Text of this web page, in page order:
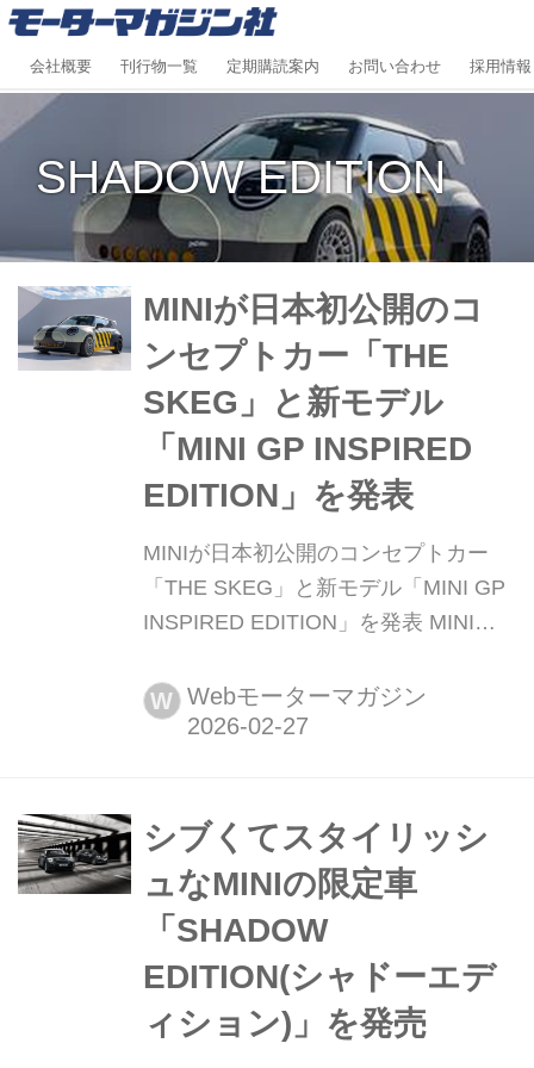
会社概要 刊行物一覧 定期購読案内 お問い合わせ 採用情報
SHADOW EDITION
MINIが日本初公開のコ
ンセプトカー「THE
SKEG」と新モデル
「MINI GP INSPIRED
EDITION」を発表
MINIが日本初公開のコンセプトカー
「THE SKEG」と新モデル「MINI GP
INSPIRED EDITION」を発表 MINIは
日」を前にオンラインでプレスカンフ
ァレンスを開催した。イベントでは、
エクス・マキナ)」とのコラボレーショ
ンによるコンセプトモデル「THE
SKEG(...
W Webモーターマガジン
シブくてスタイリッシ
ュなMINIの限定車
「SHADOW
EDITION(シャドーエデ
ィション)」を発売